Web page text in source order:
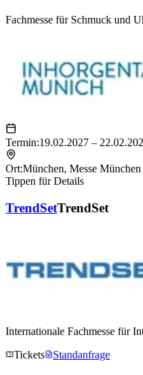
Fachmesse für Schmuck und
Termin:19.02.2027 –
Ort:München, Messe München
Tippen für Details
TrendSetTrendSet
Internationale Fachmesse für
Tickets
Standanfrage